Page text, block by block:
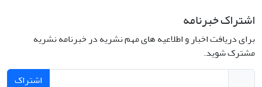
اشتراک خبرنامه
برای دریافت اخبار و اطلاعیه های مهم نشریه در خبرنامه نشریه
مشترک شوید.
اشتراک